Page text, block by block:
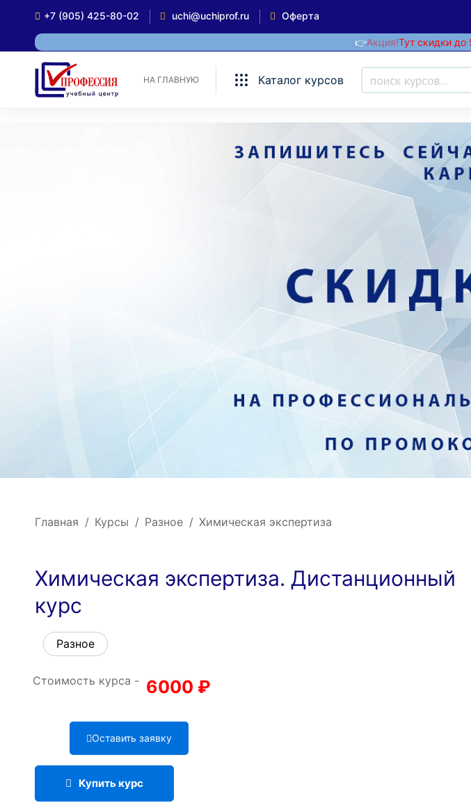
+7 (905) 425-80-02 uchi@uchiprof.ru Оферта
👉Акция!Тут скидки до
НА ГЛАВНУЮ Каталог курсов
Главная Курсы Разное Химическая экспертиза
Химическая экспертиза. Дистанционный
курс
Разное
Стоимость курса - 6000 ₽
Оставить заявку
Купить курс